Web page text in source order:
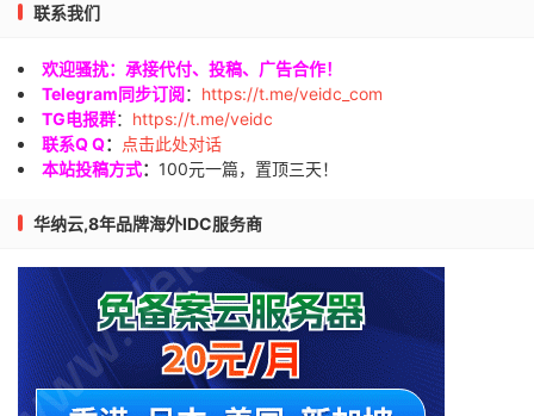
联系我们
欢迎骚扰：承接代付、投稿、广告合作！
Telegram同步订阅： https://t.me/veidc_com
TG电报群： https://t.me/veidc
联系Q Q：
点击此处对话
本站投稿方式： 100元一篇，置顶三天！
华纳云,8年品牌海外IDC服务商